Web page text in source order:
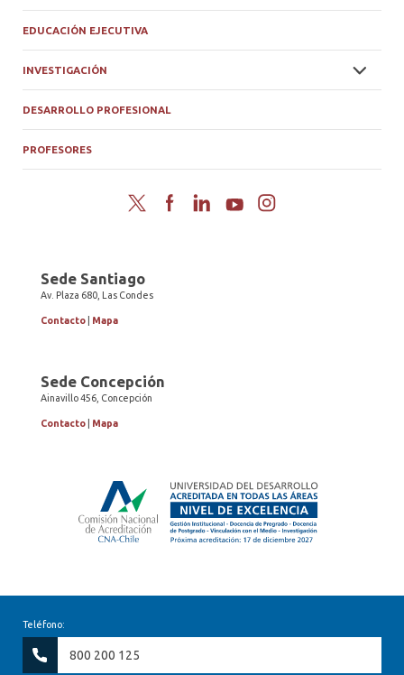
EDUCACIÓN EJECUTIVA
INVESTIGACIÓN
DESARROLLO PROFESIONAL
PROFESORES
Twitter FacebookLinkedInYouTubeInstagram
Sede Santiago
Av. Plaza 680, Las Condes
Contacto Mapa
Sede Concepción
Ainavillo 456, Concepción
Contacto Mapa
Teléfono:
800 200 125